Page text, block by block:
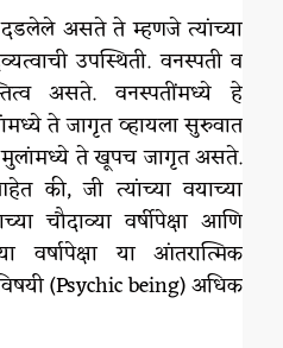
असते ते म्हणजे त्यांच्या
उपस्थिती. वनस्पती व
असते. वनस्पतींमध्ये हे
ते जागृत व्हायला सुरुवात
ते खूपच जागृत असते.
की, जी त्यांच्या वयाच्या
चौदाव्या वर्षीपेक्षा आणि
वर्षापेक्षा या आंतरात्मिक
(Psychic being) अधिक